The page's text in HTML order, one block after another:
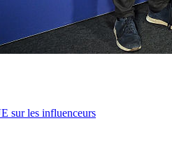
sur les influenceurs